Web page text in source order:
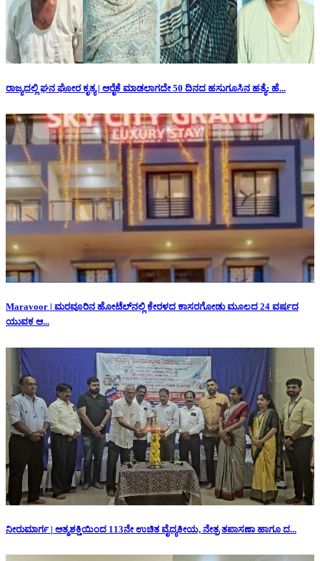
ರಾಜ್ಯದಲ್ಲಿ ಘನ ಘೋರ ಕೃತ್ಯ | ಆರೈಕೆ ಮಾಡಲಾಗದೇ 50 ದಿನದ ಹಸುಗೂಸಿನ ಹತ್ಯೆ: ಹೆ...
Maravoor | ಮರವೂರಿನ ಹೋಟೆಲ್‌ನಲ್ಲಿ ಕೇರಳದ ಕಾಸರಗೋಡು ಮೂಲದ 24 ವರ್ಷದ
ಯುವಕ ಆ...
ನೀರುಮಾರ್ಗ | ಆತ್ಮಶಕ್ತಿಯಿಂದ 113ನೇ ಉಚಿತ ವೈದ್ಯಕೀಯ, ನೇತ್ರ ತಪಾಸಣಾ ಹಾಗೂ ದ...